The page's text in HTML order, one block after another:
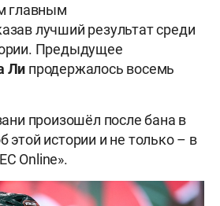
главным
лучший результат среди
Предыдущее
Ли продержалось восемь
произошёл после бана в
этой истории и не только – в
Online».